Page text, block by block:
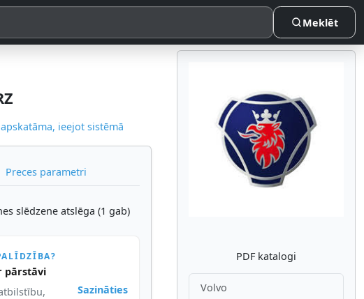
Meklēt
ieejot sistēmā
Preces parametri
slēdzene atslēga (1 gab)
pārstāvi
Sazināties
Atpakaļ
PDF katalogi
Volvo